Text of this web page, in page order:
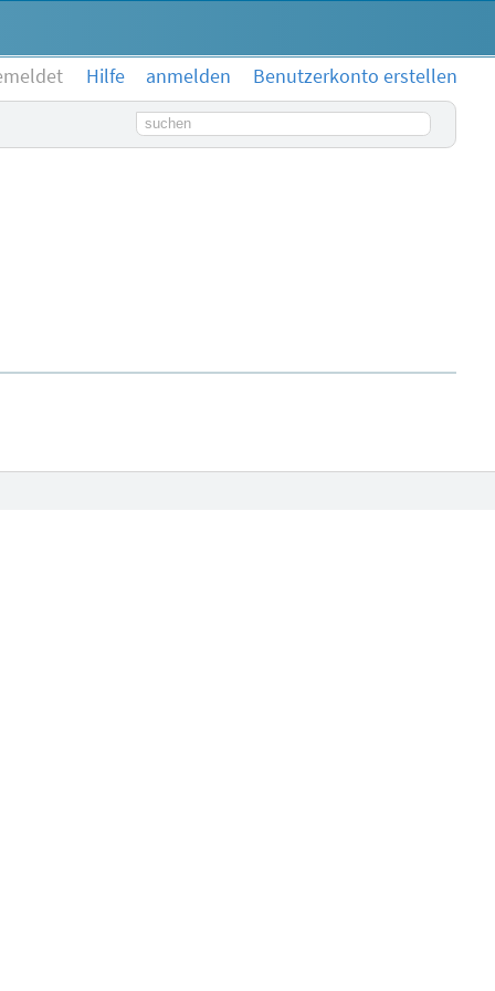
Hilfe anmelden
Benutzerkonto erstellen
Suchbegriff